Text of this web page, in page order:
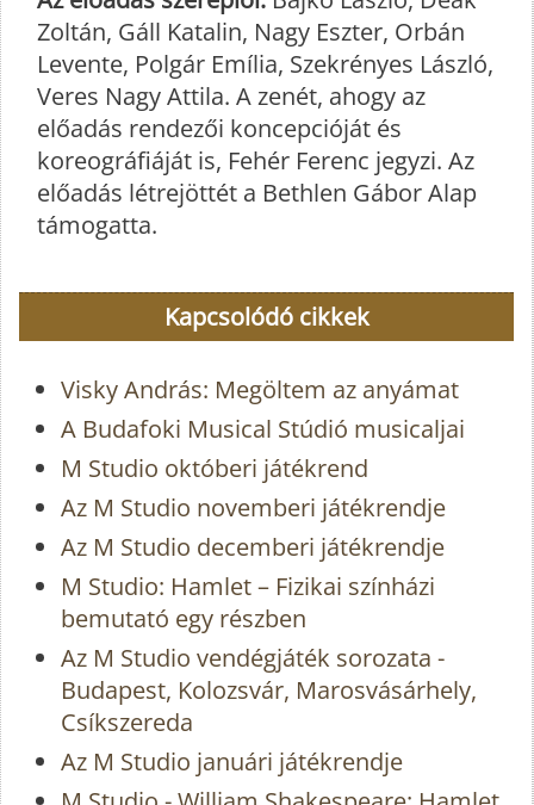
Zoltán, Gáll Katalin, Nagy Eszter, Orbán
Levente, Polgár Emília, Szekrényes László,
Veres Nagy Attila. A zenét, ahogy az
előadás rendezői koncepcióját és
koreográfiáját is, Fehér Ferenc jegyzi. Az
előadás létrejöttét a Bethlen Gábor Alap
támogatta.
Kapcsolódó cikkek
Visky András: Megöltem az anyámat
A Budafoki Musical Stúdió musicaljai
M Studio októberi játékrend
Az M Studio novemberi játékrendje
Az M Studio decemberi játékrendje
M Studio: Hamlet – Fizikai színházi
bemutató egy részben
Az M Studio vendégjáték sorozata -
Budapest, Kolozsvár, Marosvásárhely,
Csíkszereda
Az M Studio januári játékrendje